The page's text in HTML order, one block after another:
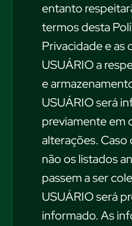
entanto
termos desta
Privacidade e as
USUÁRIO a
e
USUÁRIO será
previamente em
alterações.
não os listados
passem a ser
USUÁRIO será
informado. As